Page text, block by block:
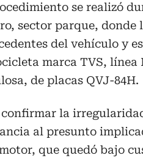
se realizó
sector parque,
del vehículo y
marca TVS, línea
de placas QVJ-84H.
la
al presunto
que quedó bajo